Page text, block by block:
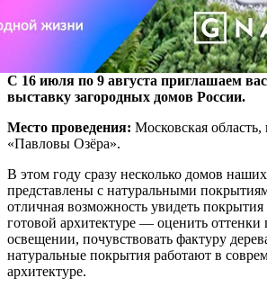
С 16 июля по 9 августа приглашаем
выставку загородных домов России.
Место проведения: Московская
«Павловы Озёра».
В этом году сразу несколько домов
представлены с натуральными
отличная возможность увидеть покрытия
готовой архитектуре — оценить оттенки
освещении, почувствовать фактуру
натуральные покрытия работают в
архитектуре.